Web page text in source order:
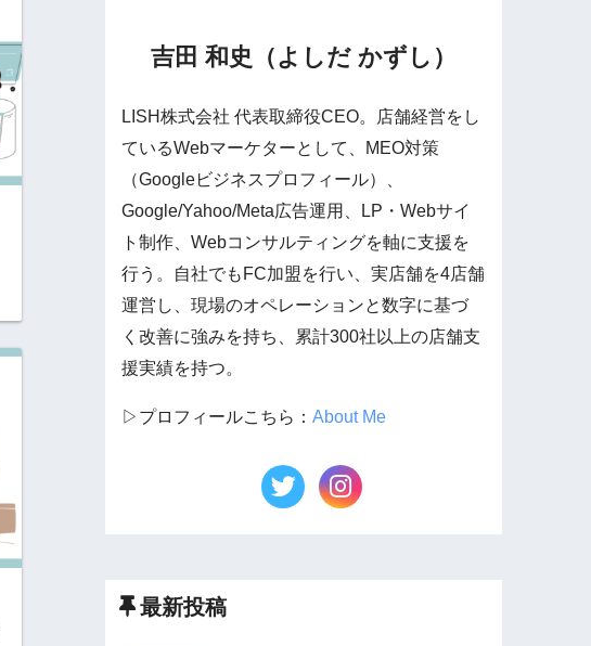
吉田 和史（よしだ かずし）
LISH株式会社 代表取締役CEO。店舗経営をし
ているWebマーケターとして、MEO対策
（Googleビジネスプロフィール）、
Google/Yahoo/Meta広告運用、LP・Webサイ
ト制作、Webコンサルティングを軸に支援を
行う。自社でもFC加盟を行い、実店舗を4店舗
運営し、現場のオペレーションと数字に基づ
く改善に強みを持ち、累計300社以上の店舗支
援実績を持つ。
▷プロフィールこちら：About Me
最新投稿